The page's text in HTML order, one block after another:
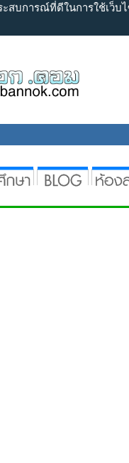
สบการณ์ที่ดีในการใช้เว็